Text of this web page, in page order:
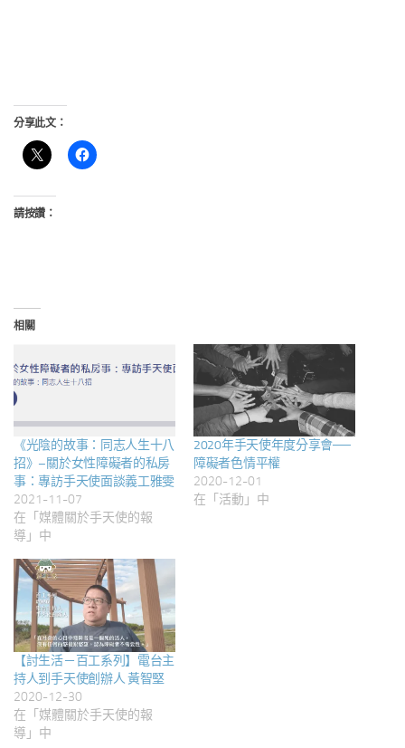
分享此文：
請按讚：
相關
《光陰的故事：同志人生十八
招》–關於女性障礙者的私房
事：專訪手天使面談義工雅雯
2021-11-07
在「媒體關於手天使的報
導」中
2020年手天使年度分享會──
障礙者色情平權
2020-12-01
在「活動」中
【討生活－百工系列】電台主
持人到手天使創辦人 黃智堅
2020-12-30
在「媒體關於手天使的報
導」中